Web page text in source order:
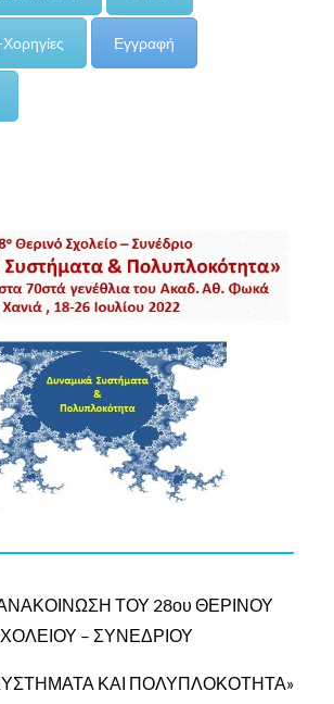
Εγγραφή
ΤΟΥ 28ου ΘΕΡΙΝΟΥ
– ΣΥΝΕΔΡΙΟΥ
ΚΑΙ ΠΟΛΥΠΛΟΚΟΤΗΤΑ»